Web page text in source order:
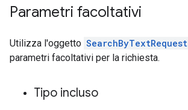
Parametri facoltativi
Utilizza l'oggetto SearchByTextRequest
parametri facoltativi per la richiesta.
Tipo incluso